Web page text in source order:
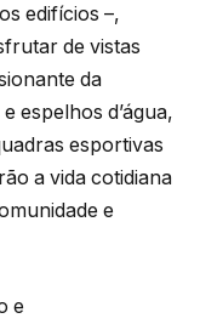
edifícios –,
de vistas
da
espelhos d’água,
esportivas
a vida cotidiana
e
e